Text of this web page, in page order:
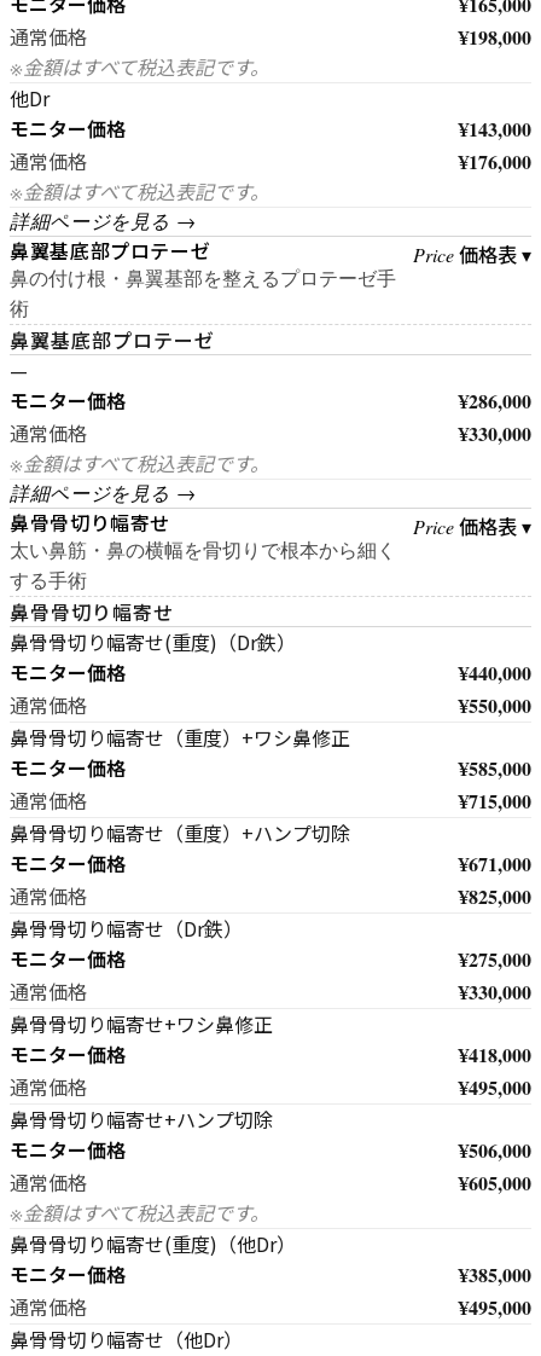
通常価格 ¥198,000
※金額はすべて税込表記です。
他Dr
モニター価格 ¥143,000
通常価格 ¥176,000
※金額はすべて税込表記です。
詳細ページを見る →
鼻翼基底部プロテーゼ
鼻の付け根・鼻翼基部を整えるプロテーゼ手
術
Price価格表 ▾
鼻翼基底部プロテーゼ
—
モニター価格 ¥286,000
通常価格 ¥330,000
※金額はすべて税込表記です。
詳細ページを見る →
鼻骨骨切り幅寄せ
太い鼻筋・鼻の横幅を骨切りで根本から細く
する手術
Price価格表 ▾
鼻骨骨切り幅寄せ
鼻骨骨切り幅寄せ(重度)（Dr鉄）
モニター価格 ¥440,000
通常価格 ¥550,000
鼻骨骨切り幅寄せ（重度）+ワシ鼻修正
モニター価格 ¥585,000
通常価格 ¥715,000
鼻骨骨切り幅寄せ（重度）+ハンプ切除
モニター価格 ¥671,000
通常価格 ¥825,000
鼻骨骨切り幅寄せ（Dr鉄）
モニター価格 ¥275,000
通常価格 ¥330,000
鼻骨骨切り幅寄せ+ワシ鼻修正
モニター価格 ¥418,000
通常価格 ¥495,000
鼻骨骨切り幅寄せ+ハンプ切除
モニター価格 ¥506,000
通常価格 ¥605,000
※金額はすべて税込表記です。
鼻骨骨切り幅寄せ(重度)（他Dr）
モニター価格 ¥385,000
通常価格 ¥495,000
鼻骨骨切り幅寄せ（他Dr）